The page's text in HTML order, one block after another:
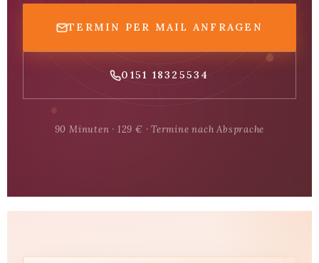
TERMIN PER MAIL ANFRAGEN
0151 18325534
90 Minuten · 129 € · Termine nach Absprache